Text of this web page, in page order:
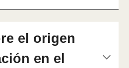
el origen
en el